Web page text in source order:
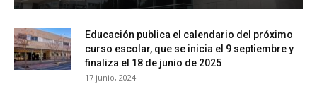
Educación publica el calendario del próximo
curso escolar, que se inicia el 9 septiembre y
finaliza el 18 de junio de 2025
17 junio, 2024